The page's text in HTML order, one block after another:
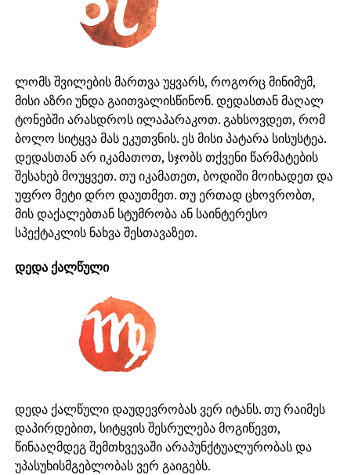
ლომს შვილების მართვა უყვარს, როგორც მინიმუმ,
მისი აზრი უნდა გაითვალისწინონ. დედასთან მაღალ
ტონებში არასდროს ილაპარაკოთ. გახსოვდეთ, რომ
ბოლო სიტყვა მას ეკუთვნის. ეს მისი პატარა სისუსტეა.
დედასთან არ იკამათოთ, სჯობს თქვენი წარმატების
შესახებ მოუყვეთ. თუ იკამათეთ, ბოდიში მოიხადეთ და
უფრო მეტი დრო დაუთმეთ. თუ ერთად ცხოვრობთ,
მის დაქალებთან სტუმრობა ან საინტერესო
სპექტაკლის ნახვა შესთავაზეთ.
დედა ქალწული
დედა ქალწული დაუდევრობას ვერ იტანს. თუ რაიმეს
დაპირდებით, სიტყვის შესრულება მოგიწევთ,
წინააღმდეგ შემთხვევაში არაპუნქტუალურობას და
უპასუხისმგებლობას ვერ გაიგებს.